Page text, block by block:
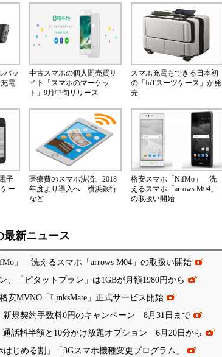
バッ
電
中古スマホの個人間売買サ
イト「スマホのマーケッ
ト」9月中旬リリース
スマホ充電もできる日本初
の「IoTスーツケース」が発
売
子
ー
医療費のスマホ決済、2018
年度より導入へ 横浜銀行
など
格安スマホ「NifMo」 洗
えるスマホ「arrows M04」
の取扱い開始
最新ニュース
」 洗えるスマホ「arrows M04」の取扱い開始
、「ピタットプラン」は1GBが月額1980円から
安MVNO「LinksMate」正式サービス開始
新規契約手数料0円のキャンペーン 8月31日まで
話料半額と10分かけ放題オプション 6月20日から
じめる割」「3Gスマホ機種変更プログラム」